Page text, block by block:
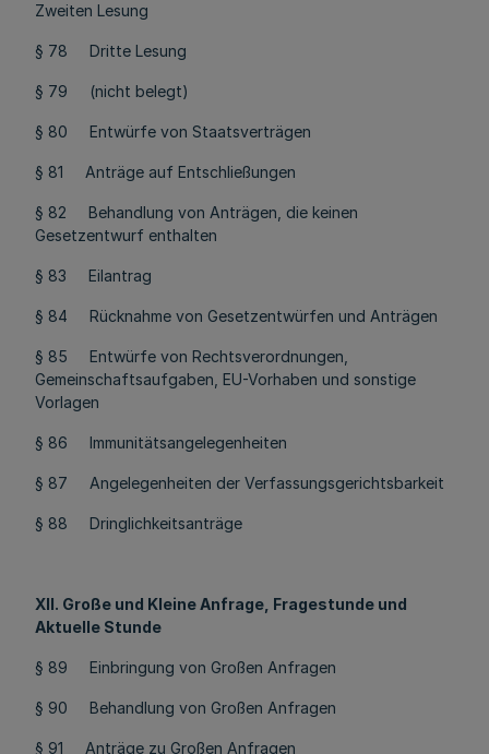
Zweiten Lesung
§ 78 Dritte Lesung
§ 79 (nicht belegt)
§ 80 Entwürfe von Staatsverträgen
§ 81 Anträge auf Entschließungen
§ 82 Behandlung von Anträgen, die keinen
Gesetzentwurf enthalten
§ 83 Eilantrag
§ 84 Rücknahme von Gesetzentwürfen und Anträgen
§ 85 Entwürfe von Rechtsverordnungen,
Gemeinschaftsaufgaben, EU-Vorhaben und sonstige
Vorlagen
§ 86 Immunitätsangelegenheiten
§ 87 Angelegenheiten der Verfassungsgerichtsbarkeit
§ 88 Dringlichkeitsanträge
XII. Große und Kleine Anfrage, Fragestunde und
Aktuelle Stunde
§ 89 Einbringung von Großen Anfragen
§ 90 Behandlung von Großen Anfragen
§ 91 Anträge zu Großen Anfragen